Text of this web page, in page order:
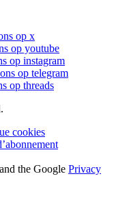
op x
op youtube
op instagram
op telegram
op threads
cookies
the Google Privacy